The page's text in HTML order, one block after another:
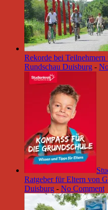
Rekorde bei
Rundschau Duisburg -
Ratgeber für Eltern von
Duisburg - No Comment